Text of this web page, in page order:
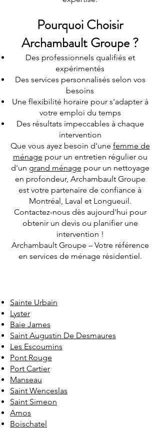
Pourquoi Choisir
Archambault Groupe ?
Des professionnels qualifiés et
expérimentés
Des services personnalisés selon vos
besoins
Une flexibilité horaire pour s'adapter à
votre emploi du temps
Des résultats impeccables à chaque
intervention
Que vous ayez besoin d'une femme de
ménage pour un entretien régulier ou
d'un grand ménage pour un nettoyage
en profondeur, Archambault Groupe
est votre partenaire de confiance à
Montréal, Laval et Longueuil.
Contactez-nous dès aujourd'hui pour
obtenir un devis ou planifier une
intervention !
Archambault Groupe – Votre référence
en services de ménage résidentiel.
Sainte Urbain
Lyster
Baie James
Saint Augustin De Desmaures
Les Escoumins
Pont Rouge
Port Cartier
Manseau
Saint Wenceslas
Saint Simeon
Amos
Boischatel